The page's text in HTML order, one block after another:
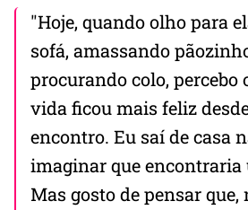
"Hoje, quando olho para
sofá, amassando
procurando colo,
vida ficou mais feliz
encontro. Eu saí de casa
imaginar que encontraria
Mas gosto de pensar que,